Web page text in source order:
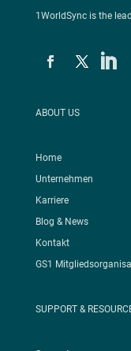
1WorldSync is the
ABOUT US
Home
Unternehmen
Karriere
Blog & News
Kontakt
GS1
SUPPORT &